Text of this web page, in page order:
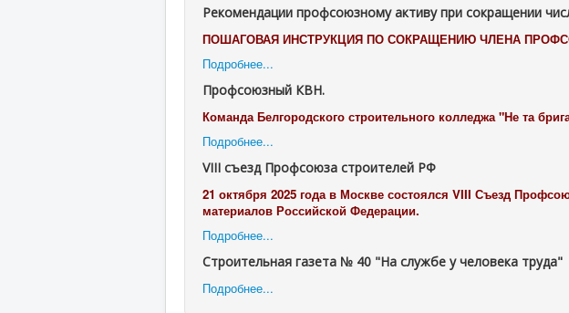
Рекомендации профсоюзному активу при сокращении
ПОШАГОВАЯ ИНСТРУКЦИЯ ПО СОКРАЩЕНИЮ ЧЛЕНА
Подробнее...
Профсоюзный КВН.
Команда Белгородского строительного колледжа "Не та
Подробнее...
VIII съезд Профсоюза строителей РФ
21 октября 2025 года в Москве состоялся VIII Съезд
материалов Российской Федерации.
Подробнее...
Строительная газета № 40 "На службе у человека труда"
Подробнее...